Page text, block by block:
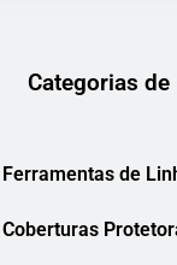
Categorias
Ferramentas de
Coberturas